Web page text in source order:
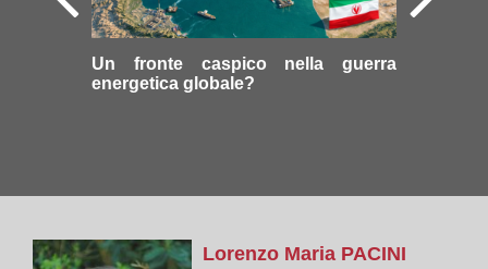
Un fronte caspico nella guerra
energetica globale?
Lorenzo Maria PACINI